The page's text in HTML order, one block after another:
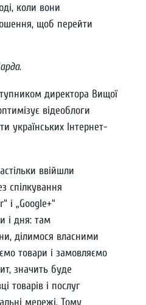
коли вони
щоб перейти
.
директора Вищої
відеоблоги
українських Інтернет-
ввійшли
спілкування
і „Google+“
і дня: там
ділимося власними
товари і замовляємо
значить буде
товарів і послуг
мережі. Тому